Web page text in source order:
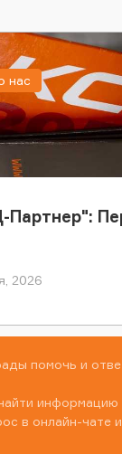
2026
нас
помочь и
информацию
в онлайн-чате